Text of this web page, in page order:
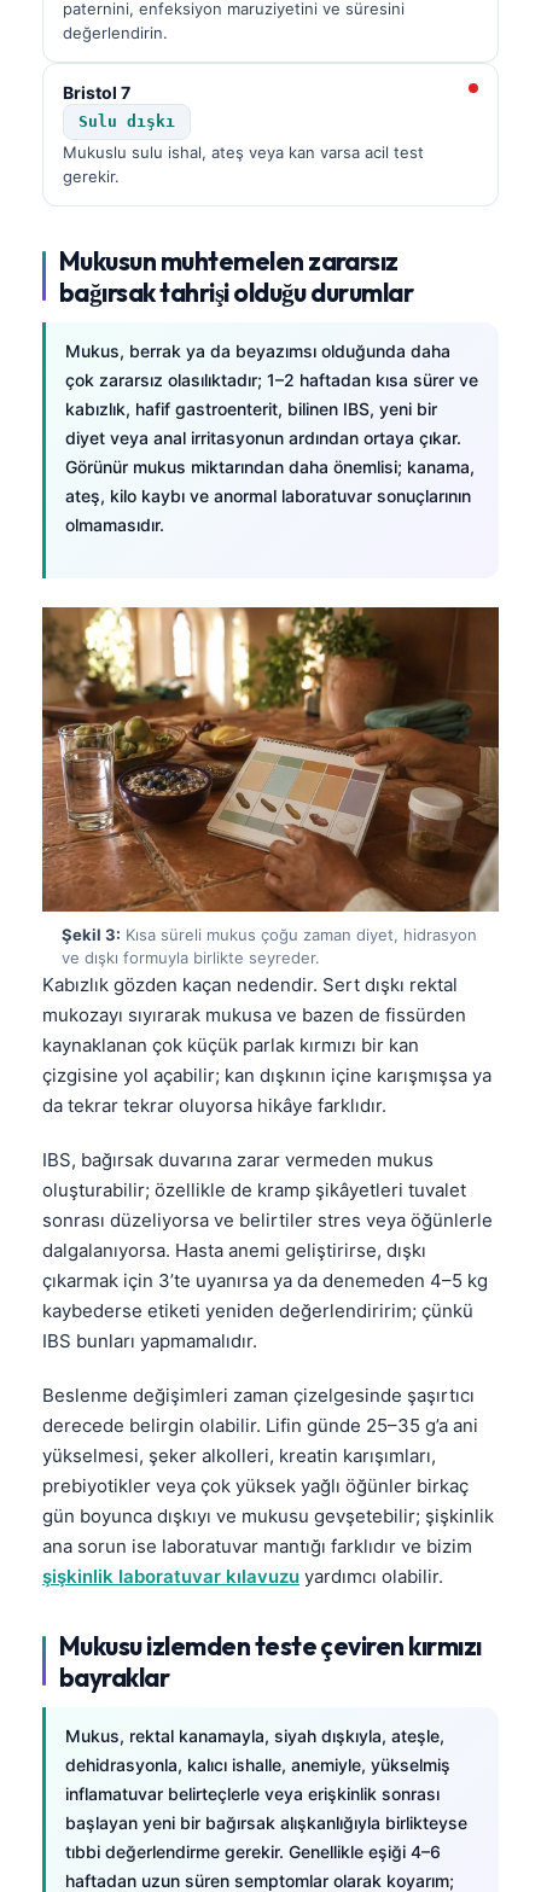
paternini, enfeksiyon maruziyetini ve süresini
değerlendirin.
Bristol 7
Sulu dışkı
Mukuslu sulu ishal, ateş veya kan varsa acil test
gerekir.
Mukusun muhtemelen zararsız
bağırsak tahrişi olduğu durumlar
Mukus, berrak ya da beyazımsı olduğunda daha
çok zararsız olasılıktadır; 1–2 haftadan kısa sürer ve
kabızlık, hafif gastroenterit, bilinen IBS, yeni bir
diyet veya anal irritasyonun ardından ortaya çıkar.
Görünür mukus miktarından daha önemlisi; kanama,
ateş, kilo kaybı ve anormal laboratuvar sonuçlarının
olmamasıdır.
Şekil 3: Kısa süreli mukus çoğu zaman diyet, hidrasyon
ve dışkı formuyla birlikte seyreder.
Kabızlık gözden kaçan nedendir. Sert dışkı rektal
mukozayı sıyırarak mukusa ve bazen de fissürden
kaynaklanan çok küçük parlak kırmızı bir kan
çizgisine yol açabilir; kan dışkının içine karışmışsa ya
da tekrar tekrar oluyorsa hikâye farklıdır.
IBS, bağırsak duvarına zarar vermeden mukus
oluşturabilir; özellikle de kramp şikâyetleri tuvalet
sonrası düzeliyorsa ve belirtiler stres veya öğünlerle
dalgalanıyorsa. Hasta anemi geliştirirse, dışkı
çıkarmak için 3’te uyanırsa ya da denemeden 4–5 kg
kaybederse etiketi yeniden değerlendiririm; çünkü
IBS bunları yapmamalıdır.
Beslenme değişimleri zaman çizelgesinde şaşırtıcı
derecede belirgin olabilir. Lifin günde 25–35 g’a ani
yükselmesi, şeker alkolleri, kreatin karışımları,
prebiyotikler veya çok yüksek yağlı öğünler birkaç
gün boyunca dışkıyı ve mukusu gevşetebilir; şişkinlik
ana sorun ise laboratuvar mantığı farklıdır ve bizim
şişkinlik laboratuvar kılavuzu yardımcı olabilir.
Mukusu izlemden teste çeviren kırmızı
bayraklar
Mukus, rektal kanamayla, siyah dışkıyla, ateşle,
dehidrasyonla, kalıcı ishalle, anemiyle, yükselmiş
inflamatuvar belirteçlerle veya erişkinlik sonrası
başlayan yeni bir bağırsak alışkanlığıyla birlikteyse
tıbbi değerlendirme gerekir. Genellikle eşiği 4–6
haftadan uzun süren semptomlar olarak koyarım;